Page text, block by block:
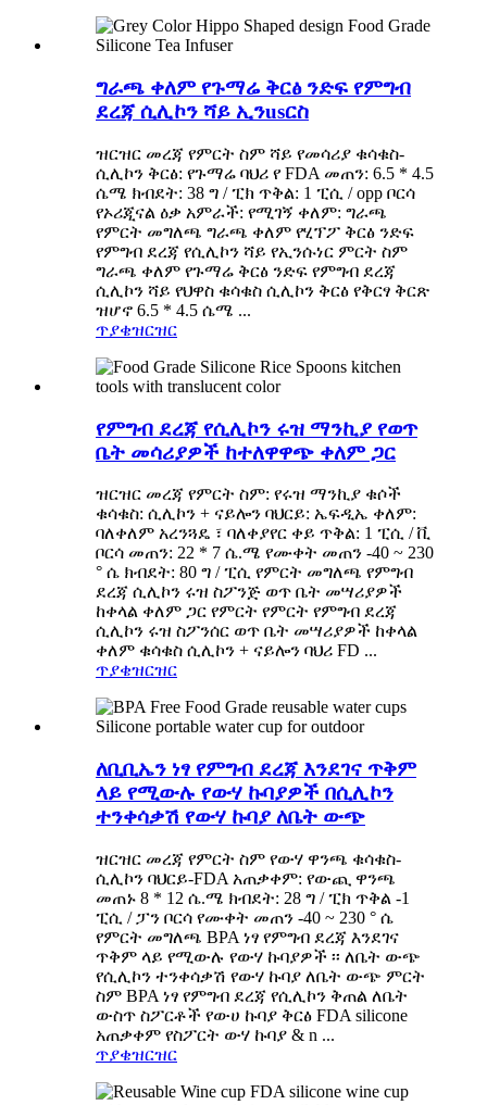
ግራጫ ቀለም የጉማሬ ቅርፅ ንድፍ የምግብ
ደረጃ ሲሊኮን ሻይ ኢንusርስ
ዝርዝር መረጃ የምርት ስም ሻይ የመሳሪያ ቁሳቁስ-
ሲሊኮን ቅርፅ: የጉማሬ ባህሪ የ FDA መጠን: 6.5 * 4.5
ሴሜ ክብደት: 38 ግ / ፒክ ጥቅል: 1 ፒሲ / opp ቦርሳ
የኦሪጂናል ዕቃ አምራች: የሚገኝ ቀለም: ግራጫ
የምርት መግለጫ ግራጫ ቀለም የሂፕፖ ቅርፅ ንድፍ
የምግብ ደረጃ የሲሊኮን ሻይ የኢንሱነር ምርት ስም
ግራጫ ቀለም የጉማሬ ቅርፅ ንድፍ የምግብ ደረጃ
ሲሊኮን ሻይ የህዋስ ቁሳቁስ ሲሊኮን ቅርፅ የቅርፃ ቅርጽ
ዝሆኖ 6.5 * 4.5 ሴሜ ...
ጥያቄዝርዝር
የምግብ ደረጃ የሲሊኮን ሩዝ ማንኪያ የወጥ
ቤት መሳሪያዎች ከተለዋዋጭ ቀለም ጋር
ዝርዝር መረጃ የምርት ስም: የሩዝ ማንኪያ ቁሶች
ቁሳቁስ: ሲሊኮን + ናይሎን ባህርይ: ኤፍዲኤ ቀለም:
ባለቀለም አረንጓዴ ፣ ባለቀያየር ቀይ ጥቅል: 1 ፒሲ / ቪ
ቦርሳ መጠን: 22 * ​​7 ሴ.ሜ የሙቀት መጠን -40 ~ 230
° ሴ ክብደት: 80 ግ / ፒሲ የምርት መግለጫ የምግብ
ደረጃ ሲሊኮን ሩዝ ስፖንጅ ወጥ ቤት መሣሪያዎች
ከቀላል ቀለም ጋር የምርት የምርት የምግብ ደረጃ
ሲሊኮን ሩዝ ስፖንሰር ወጥ ቤት መሣሪያዎች ከቀላል
ቀለም ቁሳቁስ ሲሊኮን + ናይሎን ባህሪ FD ...
ጥያቄዝርዝር
ለቢቢኤን ነፃ የምግብ ደረጃ እንደገና ጥቅም
ላይ የሚውሉ የውሃ ኩባያዎች በሲሊኮን
ተንቀሳቃሽ የውሃ ኩባያ ለቤት ውጭ
ዝርዝር መረጃ የምርት ስም የውሃ ዋንጫ ቁሳቁስ-
ሲሊኮን ባህርይ-FDA አጠቃቀም: የውጪ ዋንጫ
መጠኑ 8 * 12 ሴ.ሜ ክብደት: 28 ግ / ፒክ ጥቅል -1
ፒሲ / ፓን ቦርሳ የሙቀት መጠን -40 ~ 230 ° ሴ
የምርት መግለጫ BPA ነፃ የምግብ ደረጃ እንደገና
ጥቅም ላይ የሚውሉ የውሃ ኩባያዎች ፡፡ ለቤት ውጭ
የሲሊኮን ተንቀሳቃሽ የውሃ ኩባያ ለቤት ውጭ ምርት
ስም BPA ነፃ የምግብ ደረጃ የሲሊኮን ቅጠል ለቤት
ውስጥ ስፖርቶች የውሀ ኩባያ ቅርፅ FDA silicone
አጠቃቀም የስፖርት ውሃ ኩባያ & n ...
ጥያቄዝርዝር